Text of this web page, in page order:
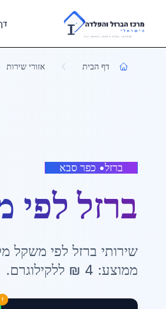
Skip to main content
דף הבית אזורי שירות
ברזל• כפר סבא
ברזל לפי
שירותי ברזל לפי משקל
ממוצע: 4 ₪ ללקילוגרם.
!